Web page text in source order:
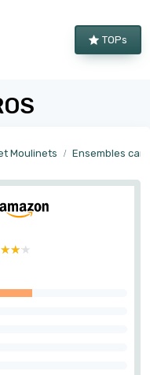
TOPs
Moulinets Ensembles